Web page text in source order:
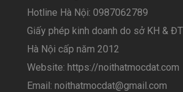
Hotline Hà Nội: 0987062789
Giấy phép kinh doanh do sở KH &
Hà Nội cấp năm 2012
Website: https://noithatmocdat.com
Email: noithatmocdat@gmail.com